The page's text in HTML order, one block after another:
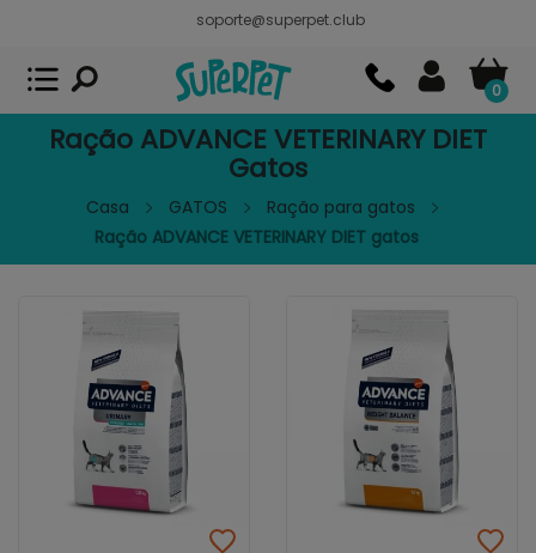
soporte@superpet.club
0
Ração ADVANCE VETERINARY DIET
Gatos
Casa GATOS
Ração para gatos
Ração ADVANCE VETERINARY DIET gatos
Superpet, comida para mascotas
APP GRATIS - En Google Play